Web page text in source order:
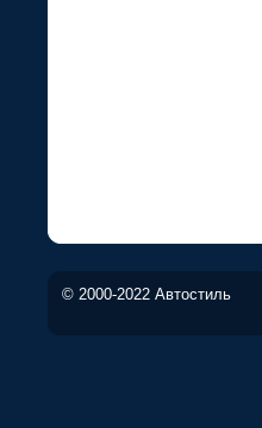
© 2000-2022 Автостиль